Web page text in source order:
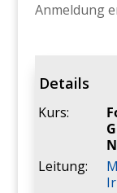
Anmeldung
Details
Kurs:
Leitung: